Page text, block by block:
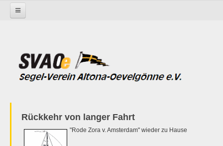
Rückkehr von langer Fahrt
"Rode Zora v. Amsterdam" wieder zu Hause